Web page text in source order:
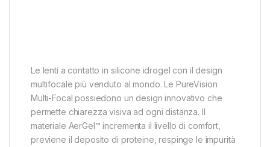
Le lenti a contatto in silicone idrogel con il design
multifocale più venduto al mondo. Le PureVision
Multi-Focal possiedono un design innovativo che
permette chiarezza visiva ad ogni distanza. Il
materiale AerGel™ incrementa il livello di comfort,
previene il deposito di proteine, respinge le impurità